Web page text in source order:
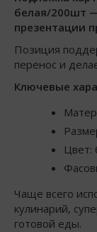
белая/200шт
презентации
Позиция
перенос и
Ключевые
Цвет:
Чаще всего
кулинарий,
готовой еды.